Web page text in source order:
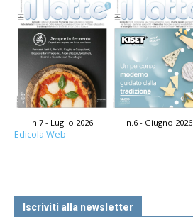
n.7 - Luglio 2026 n.6 - Giugno 2026
Edicola Web
Iscriviti alla newsletter